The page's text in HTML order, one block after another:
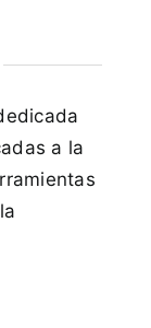
a la